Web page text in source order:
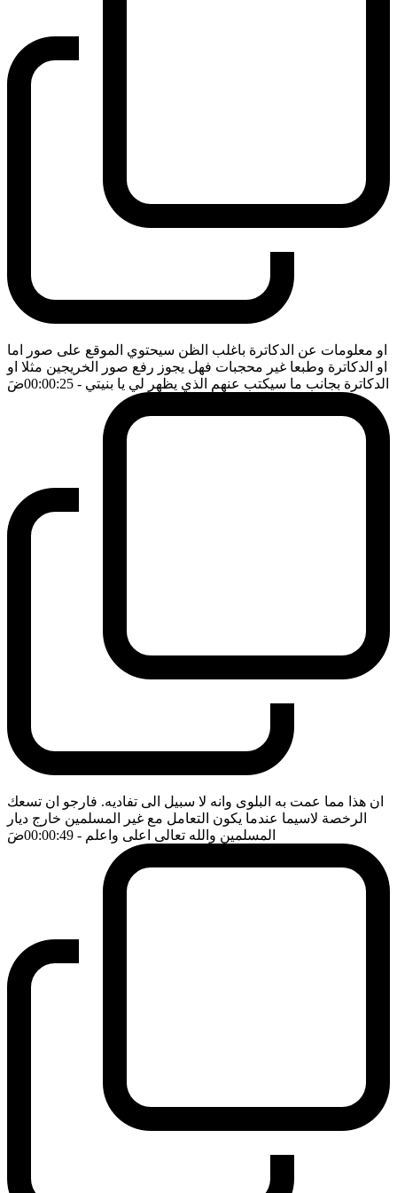
او معلومات عن الدكاترة باغلب الظن سيحتوي الموقع على صور اما
او الدكاترة وطبعا غير محجبات فهل يجوز رفع صور الخريجين مثلا او
الدكاترة بجانب ما سيكتب عنهم الذي يظهر لي يا بنيتي - 00:00:25 ضَ
ان هذا مما عمت به البلوى وانه لا سبيل الى تفاديه. فارجو ان تسعك
الرخصة لاسيما عندما يكون التعامل مع غير المسلمين خارج ديار
المسلمين والله تعالى اعلى واعلم - 00:00:49 ضَ